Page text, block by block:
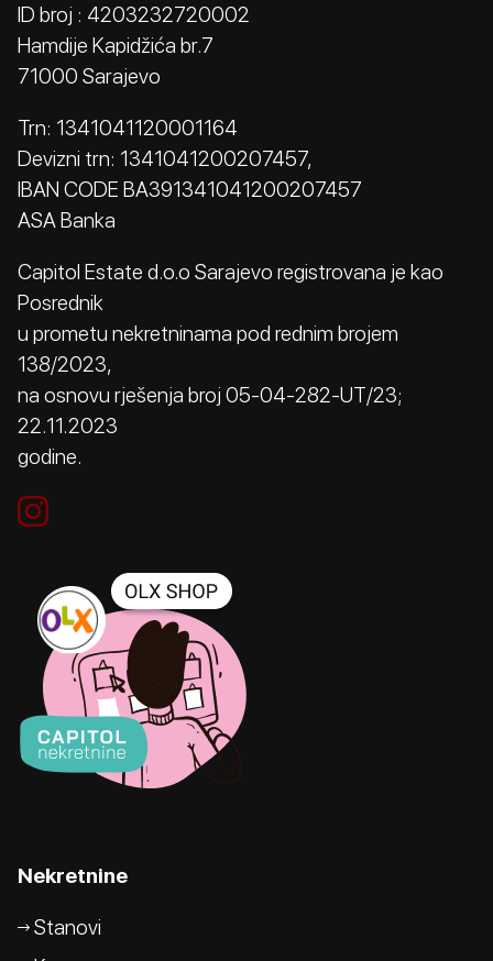
ID broj : 4203232720002
Hamdije Kapidžića br.7
71000 Sarajevo
Trn: 1341041120001164
Devizni trn: 1341041200207457,
IBAN CODE BA391341041200207457
ASA Banka
Capitol Estate d.o.o Sarajevo registrovana je kao
Posrednik
u prometu nekretninama pod rednim brojem
138/2023,
na osnovu rješenja broj 05-04-282-UT/23;
22.11.2023
godine.
Nekretnine
Stanovi